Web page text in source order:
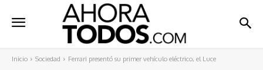
Inicio Sociedad Ferrari presentó su primer vehículo eléctrico, el Luce